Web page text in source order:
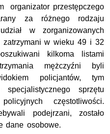
organizator przestępczego
za różnego rodzaju
w zorganizowanych
zatrzymani w wieku 49 i 32
kilkoma listami
mężczyźni byli
policjantów, tym
sprzętu
częstotliwości.
podejrzani, zostało
dane osobowe.